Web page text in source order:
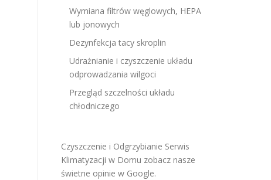
Wymiana filtrów węglowych, HEPA
lub jonowych
Dezynfekcja tacy skroplin
Udrażnianie i czyszczenie układu
odprowadzania wilgoci
Przegląd szczelności układu
chłodniczego
Czyszczenie i Odgrzybianie Serwis
Klimatyzacji w Domu zobacz nasze
świetne opinie w Google.